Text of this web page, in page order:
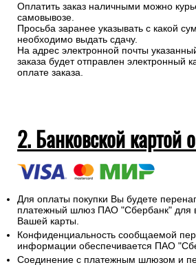
Оплатить заказ наличными можно
самовывозе.
Просьба заранее указывать с какой
необходимо выдать сдачу.
На адрес электронной почты
заказа будет отправлен электронный
оплате заказа.
2. Банковской картой
Для оплаты покупки Вы будете
платежный шлюз ПАО "Сбербанк" для
Вашей карты.
Конфиденциальность сообщаемой
информации обеспечивается ПАО
Соединение с платежным шлюзом и